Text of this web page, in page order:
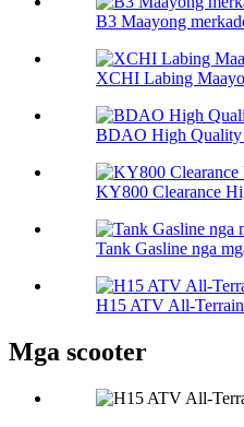
B3 Maayong
XCHI Labing
BDAO High Quality
KY800 Clearance
Tank Gasline nga
H15 ATV All-
Mga scooter